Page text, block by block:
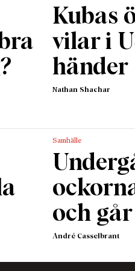
liv
mig
allra
Det
vad
Kubas
vilar i
händer
Nathan Shachar
Samhälle
och går
André Casselbrant